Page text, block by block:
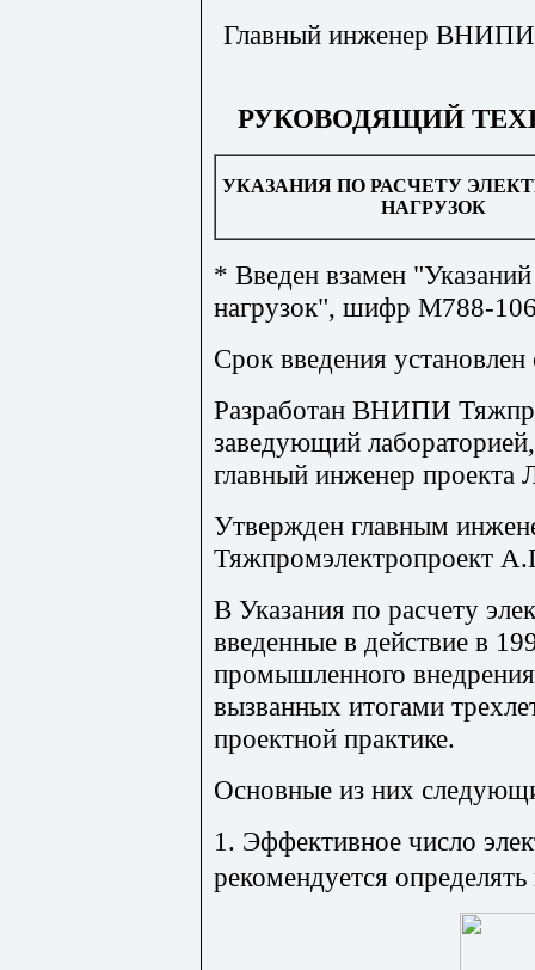
Главный инженер ВНИПИ
РУКОВОДЯЩИЙ
УКАЗАНИЯ ПО РАСЧЕТУ
НАГРУЗОК
* Введен взамен
нагрузок", шифр М788-
Срок введения
Разработан ВНИПИ
заведующий
главный инженер проекта
Утвержден главным
Тяжпромэлектропроект
В Указания по расчету
введенные в действие в
промышленного
вызванных итогами
проектной практике.
Основные из них
1. Эффективное число
рекомендуется